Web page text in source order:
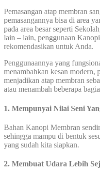
Pemasangan atap membran
pemasangannya bisa di area
pada area besar seperti
lain – lain, penggunaan
rekomendasikan untuk Anda.
Penggunaannya yang
menambahkan kesan modern,
menjadikan atap membran
atau menambah beberapa
1. Mempunyai Nilai Seni
Bahan Kanopi Membran
sehingga mampu di bentuk
yang sudah kita siapkan.
2. Membuat Udara Lebih